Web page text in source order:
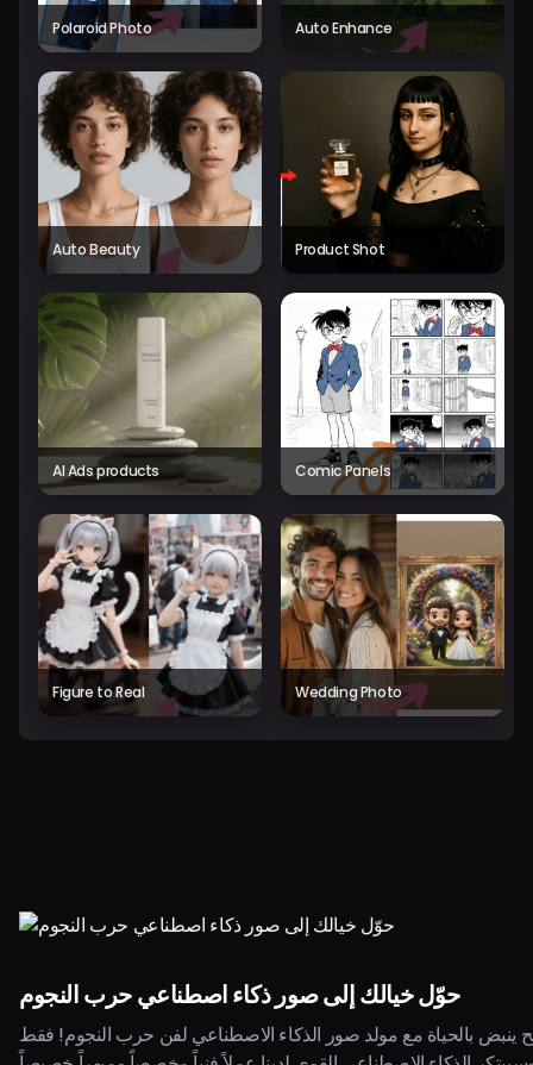
Polaroid Photo Auto Enhance
Auto Beauty Product Shot
AI Ads products Comic Panels
Figure to Real Wedding Photo
حوّل خيالك إلى صور ذكاء اصطناعي حرب النجوم
ينبض بالحياة مع مولد صور الذكاء الاصطناعي لفن حرب النجوم! فقط